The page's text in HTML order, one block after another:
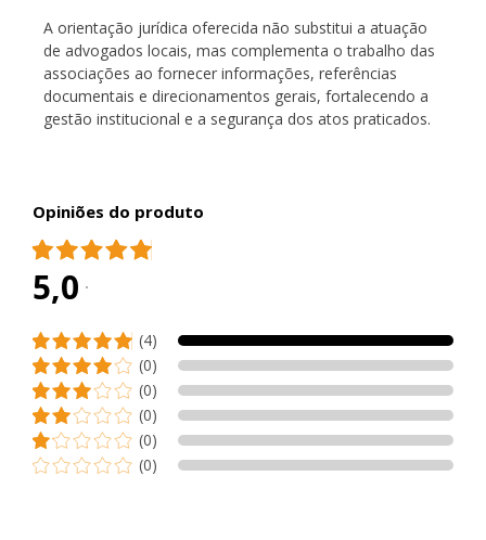
A orientação jurídica oferecida não substitui a atuação
de advogados locais, mas complementa o trabalho das
associações ao fornecer informações, referências
documentais e direcionamentos gerais, fortalecendo a
gestão institucional e a segurança dos atos praticados.
Opiniões do produto
5,0
(4)
(0)
(0)
(0)
(0)
(0)